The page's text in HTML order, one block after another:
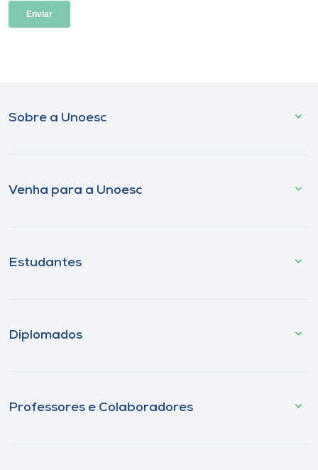
Sobre a Unoesc
Venha para a Unoesc
Estudantes
Diplomados
Professores e Colaboradores